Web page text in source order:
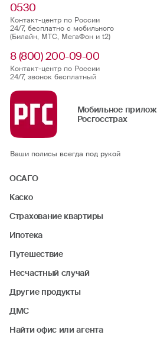
0530
Контакт-центр по России
24/7, бесплатно с мобильного
(Билайн, МТС, МегаФон и t2)
8 (800) 200-09-00
Контакт-центр по России
24/7, звонок бесплатный
Мобильное
Росгосстрах
Ваши полисы всегда под рукой
ОСАГО
Каско
Страхование квартиры
Ипотека
Путешествие
Несчастный случай
Другие продукты
ДМС
Найти офис или агента